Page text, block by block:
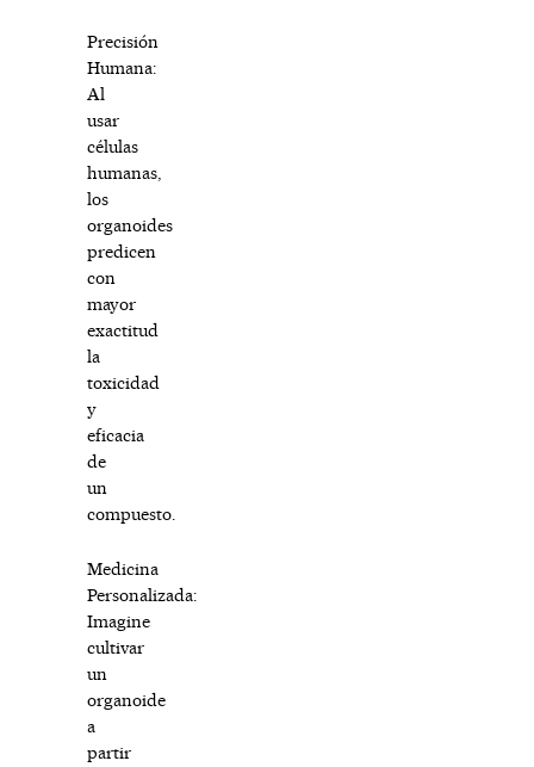
Precisión
Humana:
Al
usar
células
humanas,
los
organoides
predicen
con
mayor
exactitud
la
toxicidad
y
eficacia
de
un
compuesto.
Medicina
Personalizada:
Imagine
cultivar
un
organoide
a
partir